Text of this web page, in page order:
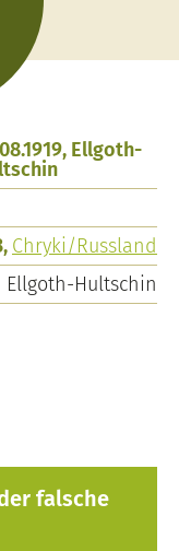
Ellgoth-
Chryki/Russland
Ellgoth-Hultschin
falsche